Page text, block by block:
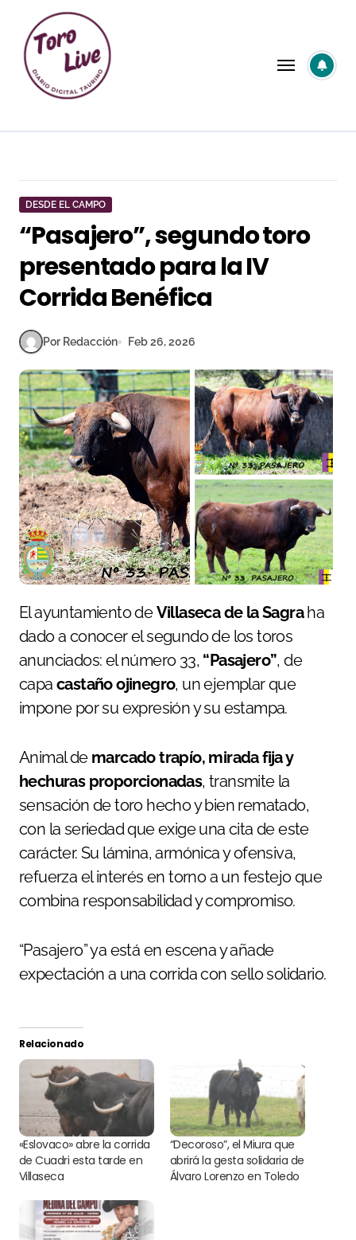
contenido
DESDE EL CAMPO
“Pasajero”, segundo toro
presentado para la IV
Corrida Benéfica
Por Redacción Feb 26, 2026
El ayuntamiento deVillaseca de la Sagraha
dado a conocer el segundo de los toros
anunciados: el número 33, “Pasajero”, de
capa castaño ojinegro, un ejemplar que
impone por su expresión y su estampa.
Animal de marcado trapío, mirada fija y
hechuras proporcionadas, transmite la
sensación de toro hecho y bien rematado,
con la seriedad que exige una cita de este
carácter. Su lámina, armónica y ofensiva,
refuerza el interés en torno a un festejo que
combina responsabilidad y compromiso.
“Pasajero” ya está en escena y añade
expectación a una corrida con sello solidario.
Relacionado
«Eslovaco» abre la corrida
de Cuadri esta tarde en
Villaseca
“Decoroso”, el Miura que
abrirá la gesta solidaria de
Álvaro Lorenzo en Toledo